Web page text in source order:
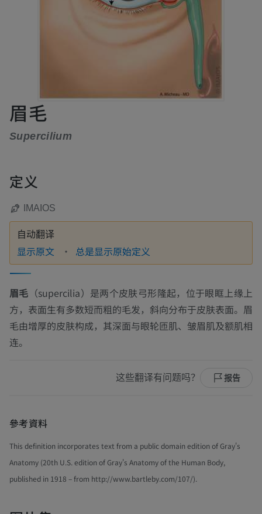
眉毛
Supercilium
定义
IMAIOS
自动翻译
显示原文 总是显示原始定义
眉毛 （supercilia）是两个皮肤弓形隆起，位于眼眶上缘上
方，表面生有多数短而粗的毛发，斜向分布于皮肤表面。眉
毛由增厚的皮肤构成，其深面与眼轮匝肌、皱眉肌及额肌相
连。
这些翻译有问题吗？ 报告
參考資料
This definition incorporates text from a public domain edition of Gray's
Anatomy (20th U.S. edition of Gray's Anatomy of the Human Body,
published in 1918 – from http://www.bartleby.com/107/).